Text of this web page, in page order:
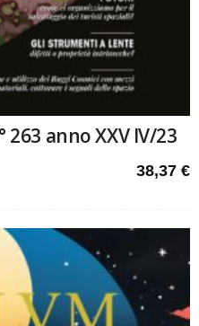
anno XXV IV/23
38,37 €